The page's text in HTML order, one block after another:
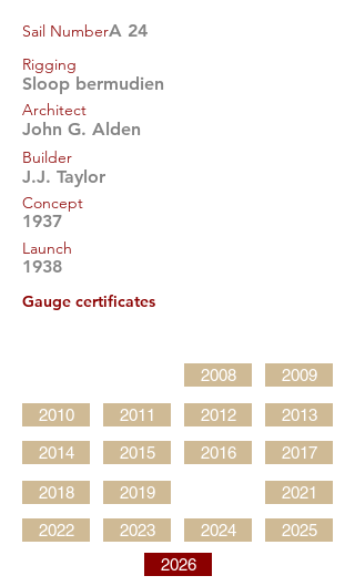
A 24
Sail Number
Rigging
Sloop bermudien
Architect
John G. Alden
Builder
J.J. Taylor
Concept
1937
Launch
1938
Gauge certificates
2008 2009
2010 2011 2012
2013
2014
2015 2016 2017
2018 2019
2021
2022
2023 2024
2025
2026